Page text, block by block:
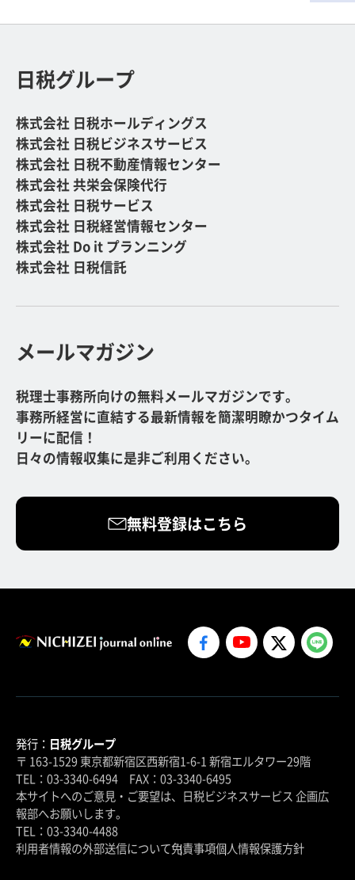
日税グループ
株式会社 日税ホールディングス
株式会社 日税ビジネスサービス
株式会社 日税不動産情報センター
株式会社 共栄会保険代行
株式会社 日税サービス
株式会社 日税経営情報センター
株式会社 Do it プランニング
株式会社 日税信託
メールマガジン
税理士事務所向けの無料メールマガジンです。
事務所経営に直結する最新情報を簡潔明瞭かつタイム
リーに配信！
日々の情報収集に是非ご利用ください。
無料登録はこちら
発行： 日税グループ
〒 163-1529 東京都新宿区西新宿1-6-1 新宿エルタワー29階
TEL：03-3340-6494 FAX：03-3340-6495
本サイトへのご意見・ご要望は、日税ビジネスサービス 企画広
報部へお願いします。
TEL：03-3340-4488
利用者情報の外部送信について免責事項個人情報保護方針